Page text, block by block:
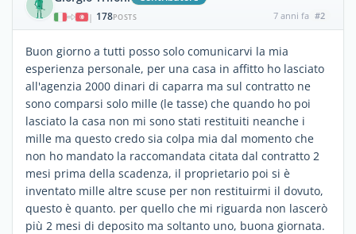
| 178POSTS 7 anni fa #2
Buon giorno a tutti posso solo comunicarvi la mia
esperienza personale, per una casa in affitto ho lasciato
all'agenzia 2000 dinari di caparra ma sul contratto ne
sono comparsi solo mille (le tasse) che quando ho poi
lasciato la casa non mi sono stati restituiti neanche i
mille ma questo credo sia colpa mia dal momento che
non ho mandato la raccomandata citata dal contratto 2
mesi prima della scadenza, il proprietario poi si è
inventato mille altre scuse per non restituirmi il dovuto,
questo è quanto. per quello che mi riguarda non lascerò
più 2 mesi di deposito ma soltanto uno, buona giornata.